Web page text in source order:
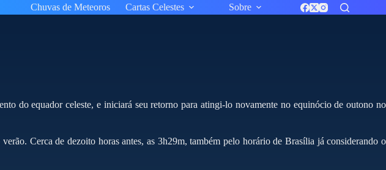
Chuvas de Meteoros Cartas Celestes Sobre
do equador celeste, e iniciará seu retorno para atingi-lo novamente no equinócio de outono no
Cerca de dezoito horas antes, as 3h29m, também pelo horário de Brasília já considerando o